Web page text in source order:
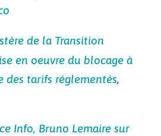
de la Transition
en oeuvre du blocage à
des tarifs réglementés,
Info, Bruno Lemaire sur